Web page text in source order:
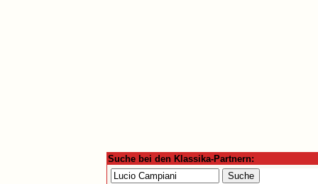
Suche bei den Klassika-Partnern: